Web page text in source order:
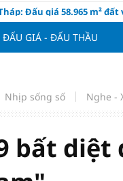
Đấu giá 58.965 m²
Đình Bắc tỏa sáng với
Cup 2026
của nước chanh gừng
nay, xem tử vi 12 con
thuận lợi
ĐẤU GIÁ - ĐẤU THẦU
Nhịp sống số Nghe -
bất diệt